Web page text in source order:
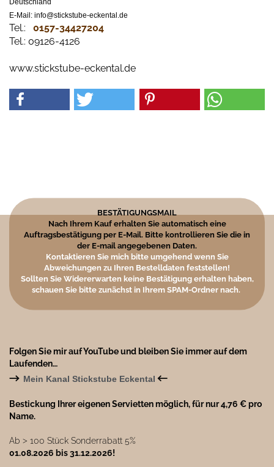
Deutschland
E-Mail: info@stickstube-eckental.de
Tel.: 0157-34427204​
Tel.: 09126-4126
www.stickstube-eckental.de
BESTÄTIGUNGSMAIL
Nach Ihrem Kauf erhalten Sie automatisch eine
Auftragsbestätigung per E-Mail. Bitte kontrollieren Sie die in
der E-mail angegebenen Daten.
Kontaktieren Sie mich bitte umgehend wenn Sie
Abweichungen zu Ihren Bestelldaten feststellen!
Sollten Sie Widererwarten keine Bestätigung erhalten haben,
schauen Sie bitte zunächst in Ihrem SPAM-Ordner nach.
Folgen Sie mir auf YouTube und bleiben Sie immer auf dem
Laufenden…
→ Mein Kanal Stickstube Eckental ←
Bestickung Ihrer eigenen Servietten möglich, für nur 4,76 € pro
Name.
Ab ˃ 100 Stück Sonderrabatt 5%
01.08.2026 bis 31.12.2026!